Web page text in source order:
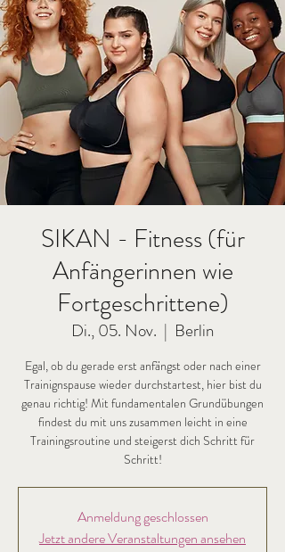
SIKAN - Fitness (für
Anfängerinnen wie
Fortgeschrittene)
Di., 05. Nov.
  |
Berlin
Egal, ob du gerade erst anfängst oder nach einer
Trainignspause wieder durchstartest, hier bist du
genau richtig! Mit fundamentalen Grundübungen
findest du mit uns zusammen leicht in eine
Trainingsroutine und steigerst dich Schritt für
Schritt!
Anmeldung geschlossen
Jetzt andere Veranstaltungen ansehen